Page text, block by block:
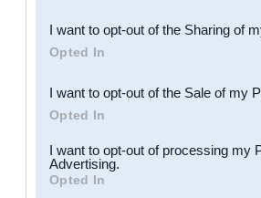
Downstream Participants
third parties.
I want to opt-out of the Sharing of
Opted In
I want to opt-out of the Sale of my
Opted In
I want to opt-out of processing my
Advertising.
Opted In